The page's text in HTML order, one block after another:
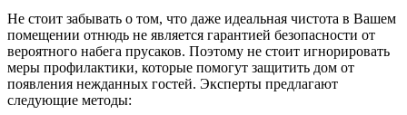
Не стоит забывать о том, что даже идеальная чистота в Вашем
помещении отнюдь не является гарантией безопасности от
вероятного набега прусаков. Поэтому не стоит игнорировать
меры профилактики, которые помогут защитить дом от
появления нежданных гостей. Эксперты предлагают
следующие методы: